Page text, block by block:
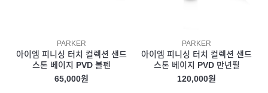
PARKER
아이엠 피니싱 터치 컬렉션 샌드
스톤 베이지 PVD 볼펜
65,000원
PARKER
아이엠 피니싱 터치 컬렉션 샌드
스톤 베이지 PVD 만년필
120,000원